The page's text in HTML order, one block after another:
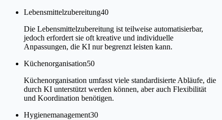
Lebensmittelzubereitung40
Die Lebensmittelzubereitung ist teilweise automatisierbar,
jedoch erfordert sie oft kreative und individuelle
Anpassungen, die KI nur begrenzt leisten kann.
Küchenorganisation50
Küchenorganisation umfasst viele standardisierte Abläufe, die
durch KI unterstützt werden können, aber auch Flexibilität
und Koordination benötigen.
Hygienemanagement30